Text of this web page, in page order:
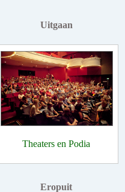
Uitgaan
Theaters en Podia
Eropuit